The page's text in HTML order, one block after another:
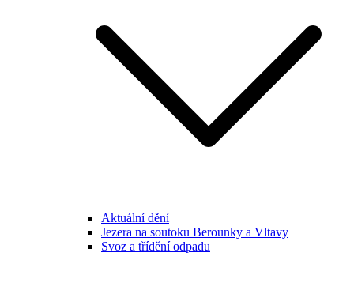
Aktuální dění
Jezera na soutoku Berounky a Vltavy
Svoz a třídění odpadu